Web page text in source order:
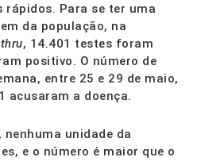
Para se ter uma
da população, na
, 14.401 testes foram
positivo. O número de
entre 25 e 29 de maio,
acusaram a doença.
nenhuma unidade da
e o número é maior que o